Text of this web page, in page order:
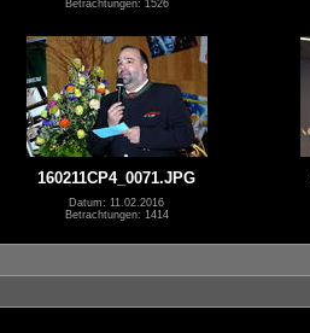
Betrachtungen: 1526
160211CP4_0071.JPG
Datum: 11.02.2016
Betrachtungen: 1414